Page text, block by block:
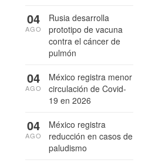
Rusia desarrolla
prototipo de vacuna
contra el cáncer de
pulmón
04
AGO
México registra menor
circulación de Covid-
19 en 2026
04
AGO
México registra
reducción en casos de
paludismo
04
AGO